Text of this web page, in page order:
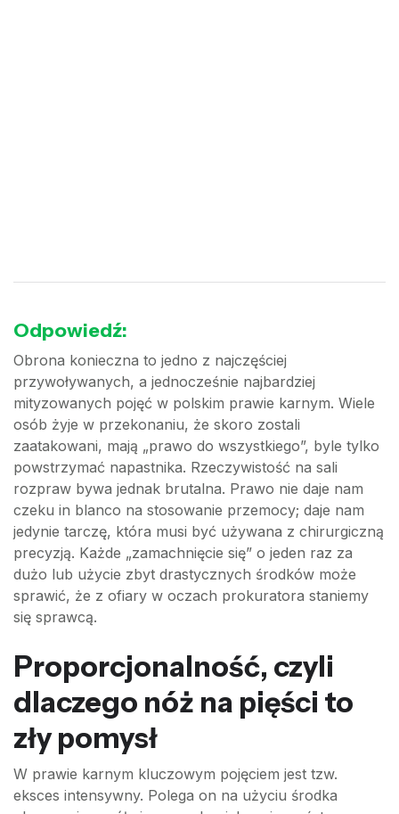
Odpowiedź:
Obrona konieczna to jedno z najczęściej
przywoływanych, a jednocześnie najbardziej
mityzowanych pojęć w polskim prawie karnym. Wiele
osób żyje w przekonaniu, że skoro zostali
zaatakowani, mają „prawo do wszystkiego”, byle tylko
powstrzymać napastnika. Rzeczywistość na sali
rozpraw bywa jednak brutalna. Prawo nie daje nam
czeku in blanco na stosowanie przemocy; daje nam
jedynie tarczę, która musi być używana z chirurgiczną
precyzją. Każde „zamachnięcie się” o jeden raz za
dużo lub użycie zbyt drastycznych środków może
sprawić, że z ofiary w oczach prokuratora staniemy
się sprawcą.
Proporcjonalność, czyli
dlaczego nóż na pięści to
zły pomysł
W prawie karnym kluczowym pojęciem jest tzw.
eksces intensywny. Polega on na użyciu środka